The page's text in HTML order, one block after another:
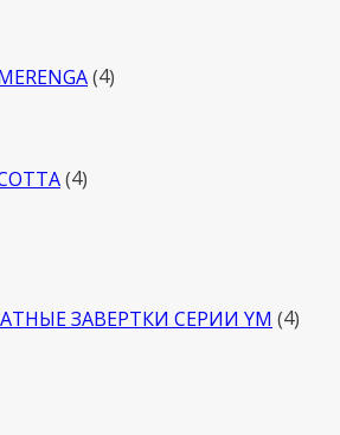
4товара
4товара
ЗАВЕРТКИ СЕРИИ YM 4